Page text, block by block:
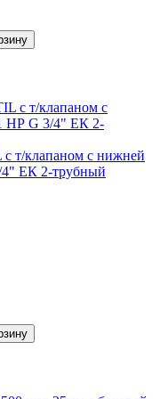
2.27 л
3 секции
т/клапаном с нижней
ЕК 2-трубный